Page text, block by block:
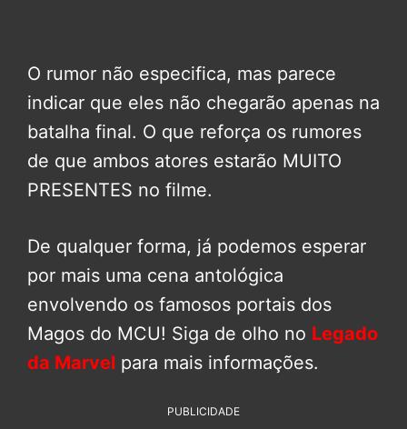
O rumor não especifica, mas parece
indicar que eles não chegarão apenas na
batalha final. O que reforça os rumores
de que ambos atores estarão MUITO
PRESENTES no filme.
De qualquer forma, já podemos esperar
por mais uma cena antológica
envolvendo os famosos portais dos
Magos do MCU! Siga de olho no Legado
da Marvel para mais informações.
PUBLICIDADE